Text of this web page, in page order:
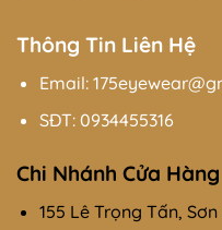
Thông Tin Liên Hệ
Email:
SĐT: 0934455316
Chi Nhánh Cửa Hàng
155 Lê Trọng Tấn, Sơn